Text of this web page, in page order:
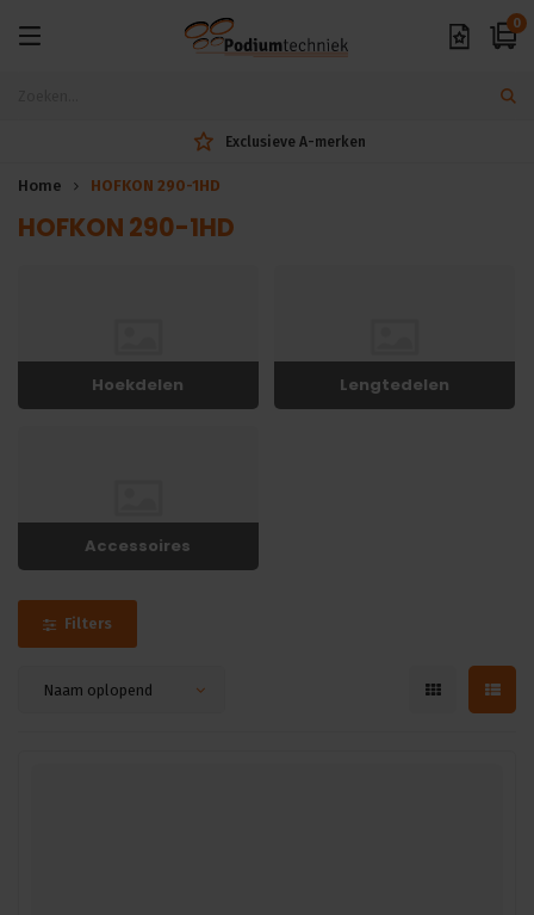
0
Exclusieve A-merken
Home HOFKON 290-1HD
HOFKON 290-1HD
Hoekdelen Lengtedelen
Accessoires
Filters
Naam oplopend